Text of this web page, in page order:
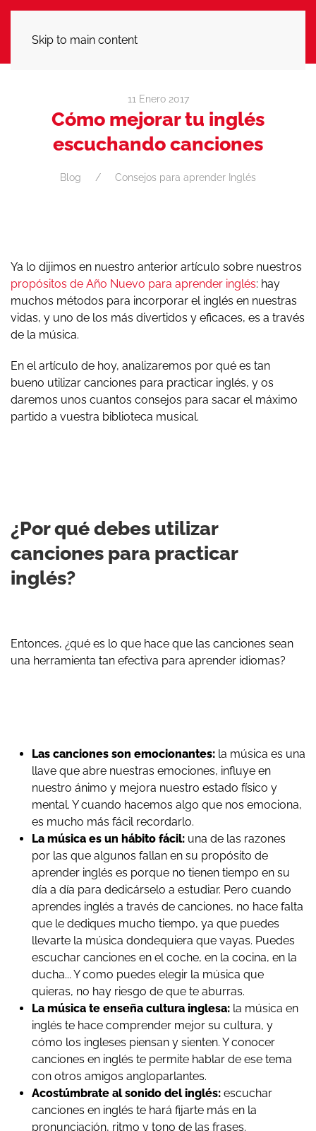
Skip to main content
11 Enero 2017
Cómo mejorar tu inglés
escuchando canciones
Blog Consejos para aprender Inglés
Ya lo dijimos en nuestro anterior artículo sobre nuestros
propósitos de Año Nuevo para aprender inglés: hay
muchos métodos para incorporar el inglés en nuestras
vidas, y uno de los más divertidos y eficaces, es a través
de la música.
En el artículo de hoy, analizaremos por qué es tan
bueno utilizar canciones para practicar inglés, y os
daremos unos cuantos consejos para sacar el máximo
partido a vuestra biblioteca musical.
¿Por qué debes utilizar
canciones para practicar
inglés?
Entonces, ¿qué es lo que hace que las canciones sean
una herramienta tan efectiva para aprender idiomas?
Las canciones son emocionantes: la música es una
llave que abre nuestras emociones, influye en
nuestro ánimo y mejora nuestro estado físico y
mental. Y cuando hacemos algo que nos emociona,
es mucho más fácil recordarlo.
La música es un hábito fácil: una de las razones
por las que algunos fallan en su propósito de
aprender inglés es porque no tienen tiempo en su
día a día para dedicárselo a estudiar. Pero cuando
aprendes inglés a través de canciones, no hace falta
que le dediques mucho tiempo, ya que puedes
llevarte la música dondequiera que vayas. Puedes
escuchar canciones en el coche, en la cocina, en la
ducha... Y como puedes elegir la música que
quieras, no hay riesgo de que te aburras.
La música te enseña cultura inglesa: la música en
inglés te hace comprender mejor su cultura, y
cómo los ingleses piensan y sienten. Y conocer
canciones en inglés te permite hablar de ese tema
con otros amigos angloparlantes.
Acostúmbrate al sonido del inglés: escuchar
canciones en inglés te hará fijarte más en la
pronunciación, ritmo y tono de las frases.